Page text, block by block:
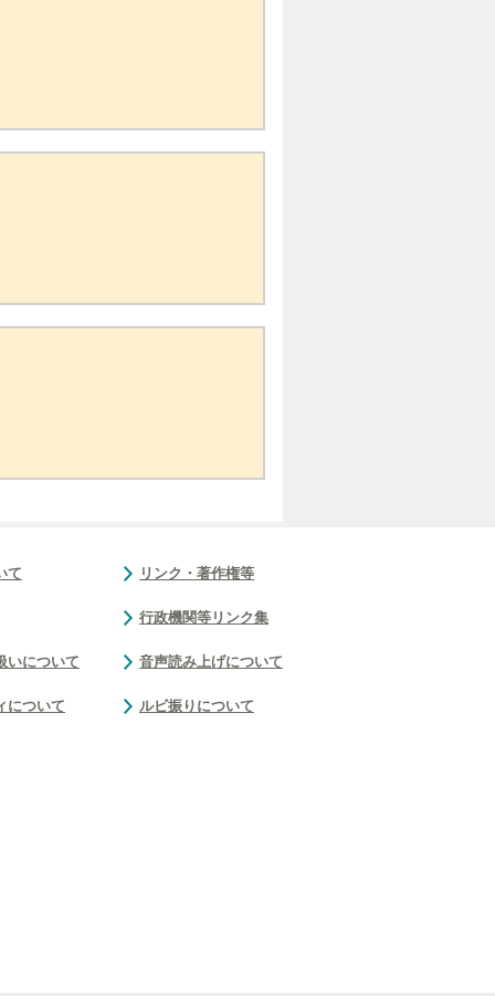
て
いについて
について
リンク・著作権等
行政機関等リンク集
音声読み上げについて
ルビ振りについて